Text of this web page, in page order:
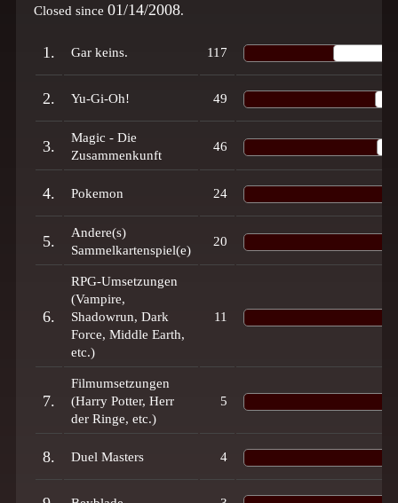
Closed since 01/14/2008.
1. Gar keins. 117
2. Yu-Gi-Oh! 49
3.
Magic - Die
Zusammenkunft
46
4. Pokemon 24
5.
Andere(s)
Sammelkartenspiel(e)
20
6.
RPG-Umsetzungen
(Vampire,
Shadowrun, Dark
Force, Middle Earth,
etc.)
11
7.
Filmumsetzungen
(Harry Potter, Herr
der Ringe, etc.)
5
8. Duel Masters 4